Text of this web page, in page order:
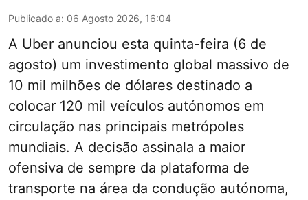
Publicado a: 06 Agosto 2026, 16:04
A Uber anunciou esta quinta-feira (6 de
agosto) um investimento global massivo de
10 mil milhões de dólares destinado a
colocar 120 mil veículos autónomos em
circulação nas principais metrópoles
mundiais. A decisão assinala a maior
ofensiva de sempre da plataforma de
transporte na área da condução autónoma,